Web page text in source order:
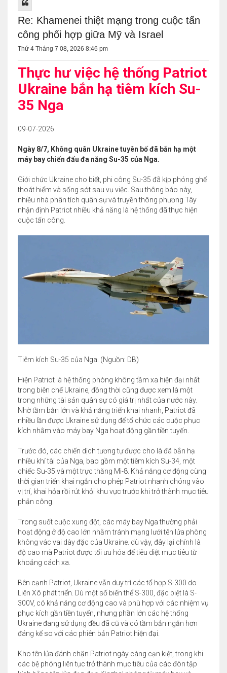
Re: Khamenei thiệt mạng trong cuộc tấn
công phối hợp giữa Mỹ và Israel
Thứ 4 Tháng 7 08, 2026 8:46 pm
Thực hư việc hệ thống Patriot
Ukraine bắn hạ tiêm kích Su-
35 Nga
09-07-2026
Ngày 8/7, Không quân Ukraine tuyên bố đã bắn hạ một
máy bay chiến đấu đa năng Su-35 của Nga.
Giới chức Ukraine cho biết, phi công Su-35 đã kịp phóng ghế
thoát hiểm và sống sót sau vụ việc. Sau thông báo này,
nhiều nhà phân tích quân sự và truyền thông phương Tây
nhận định Patriot nhiều khả năng là hệ thống đã thực hiện
cuộc tấn công.
Tiêm kích Su-35 của Nga. (Nguồn: DB)
Hiện Patriot là hệ thống phòng không tầm xa hiện đại nhất
trong biên chế Ukraine, đồng thời cũng được xem là một
trong những tài sản quân sự có giá trị nhất của nước này.
Nhờ tầm bắn lớn và khả năng triển khai nhanh, Patriot đã
nhiều lần được Ukraine sử dụng để tổ chức các cuộc phục
kích nhằm vào máy bay Nga hoạt động gần tiền tuyến.
Trước đó, các chiến dịch tương tự được cho là đã bắn hạ
nhiều khí tài của Nga, bao gồm một tiêm kích Su-34, một
chiếc Su-35 và một trực thăng Mi-8. Khả năng cơ động cùng
thời gian triển khai ngắn cho phép Patriot nhanh chóng vào
vị trí, khai hỏa rồi rút khỏi khu vực trước khi trở thành mục tiêu
phản công.
Trong suốt cuộc xung đột, các máy bay Nga thường phải
hoạt động ở độ cao lớn nhằm tránh mạng lưới tên lửa phòng
không vác vai dày đặc của Ukraine. dù vậy, đây lại chính là
độ cao mà Patriot được tối ưu hóa để tiêu diệt mục tiêu từ
khoảng cách xa.
Bên cạnh Patriot, Ukraine vẫn duy trì các tổ hợp S-300 do
Liên Xô phát triển. Dù một số biến thể S-300, đặc biệt là S-
300V, có khả năng cơ động cao và phù hợp với các nhiệm vụ
phục kích gần tiền tuyến, nhưng phần lớn các hệ thống
Ukraine đang sử dụng đều đã cũ và có tầm bắn ngắn hơn
đáng kể so với các phiên bản Patriot hiện đại.
Kho tên lửa đánh chặn Patriot ngày càng cạn kiệt, trong khi
các bệ phóng liên tục trở thành mục tiêu của các đòn tập